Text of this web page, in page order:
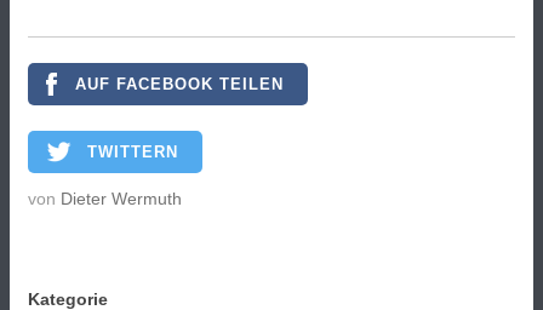
AUF FACEBOOK TEILEN
TWITTERN
von Dieter Wermuth
Kategorie